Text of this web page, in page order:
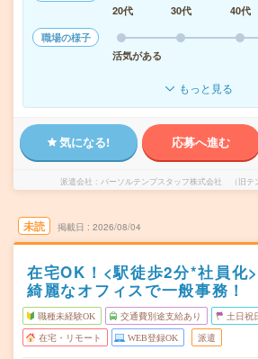
20代
30代 40代
職場の様子
活気がある
もっと見る
気になる! 応募へ進む
派遣会社 パーソルテンプスタッフ株式会社 （旧テ
未読 掲載日 2026/08/04
在宅OK！<駅徒歩2分*社員化
綺麗なオフィスで一般事務！
職種未経験OK 交通費別途支給あり 土日祝
在宅・リモート WEB登録OK 派遣